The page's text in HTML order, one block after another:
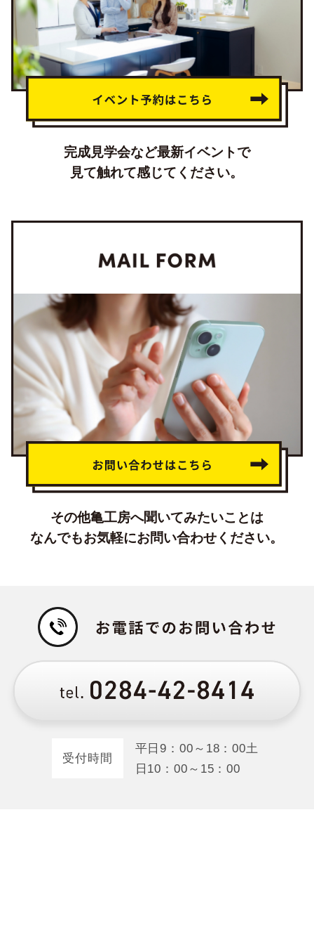
完成見学会など最新イベントで
見て触れて感じてください。
その他亀工房へ聞いてみたいことは
なんでもお気軽にお問い合わせください。
受付時間
平日9：00～18：00土
日 10：00～15：00